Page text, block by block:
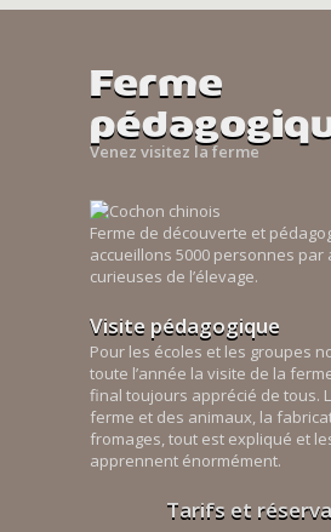
Ferme
Venez visitez la ferme
Ferme de découverte et
accueillons 5000 personnes par
curieuses de l’élevage.
Visite pédagogique
Pour les écoles et les groupes
toute l’année la visite de la
final toujours apprécié de tous.
ferme et des animaux, la
fromages, tout est expliqué et
apprennent énormément.
Tarifs et